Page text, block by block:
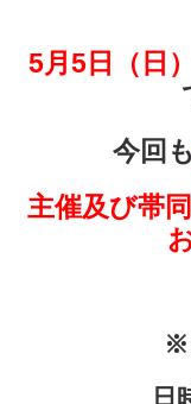
5月5日（日）
今回も
主催及び帯
※
日